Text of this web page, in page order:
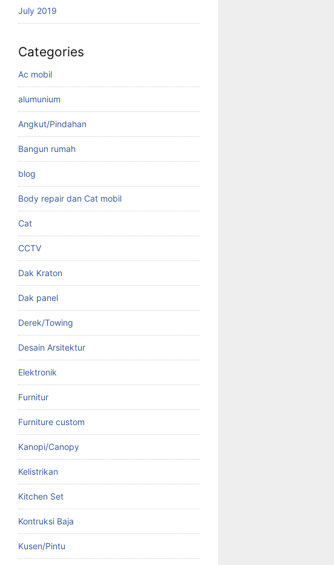
July 2019
Categories
Ac mobil
alumunium
Angkut/Pindahan
Bangun rumah
blog
Body repair dan Cat mobil
Cat
CCTV
Dak Kraton
Dak panel
Derek/Towing
Desain Arsitektur
Elektronik
Furnitur
Furniture custom
Kanopi/Canopy
Kelistrikan
Kitchen Set
Kontruksi Baja
Kusen/Pintu